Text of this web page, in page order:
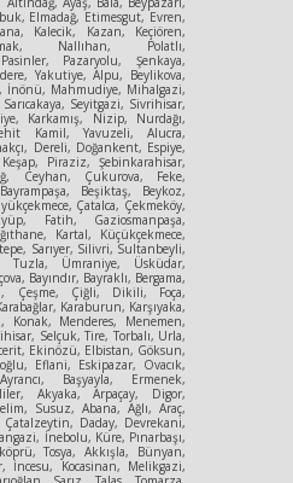
Elmadağ, Etimesgut, Evren,
Kalecik, Kazan, Keçiören,
Nallıhan, Polatlı,
Pazaryolu, Şenkaya,
Yakutiye, Alpu, Beylikova,
Mahmudiye, Mihalgazi,
Seyitgazi, Sivrihisar,
Karkamış, Nizip, Nurdağı,
Kamil, Yavuzeli, Alucra,
Dereli, Doğankent, Espiye,
Piraziz, Şebinkarahisar,
Ceyhan, Çukurova, Feke,
Beşiktaş, Beykoz,
Çatalca, Çekmeköy,
Fatih, Gaziosmanpaşa,
Kartal, Küçükçekmece,
Sarıyer, Silivri, Sultanbeyli,
Tuzla, Ümraniye, Üsküdar,
Bayındır, Bayraklı, Bergama,
Çeşme, Çiğli, Dikili, Foça,
Karaburun, Karşıyaka,
Konak, Menderes, Menemen,
Selçuk, Tire, Torbalı, Urla,
Ekinözü, Elbistan, Göksun,
Eflani, Eskipazar, Ovacık,
Başyayla, Ermenek,
Akyaka, Arpaçay, Digor,
Susuz, Abana, Ağlı, Araç,
Daday, Devrekani,
İnebolu, Küre, Pınarbaşı,
Tosya, Akkışla, Bünyan,
İncesu, Kocasinan, Melikgazi,